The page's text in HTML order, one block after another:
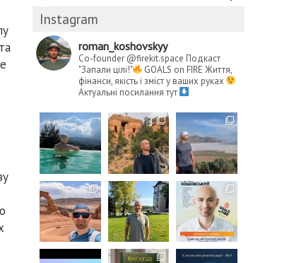
Instagram
roman_koshovskyy
Co-founder @firekit.space Подкаст
"Запали цілі!"
GOALS on FIRE Життя,
фінанси, якість і зміст у ваших руках
Актуальні посилання тут